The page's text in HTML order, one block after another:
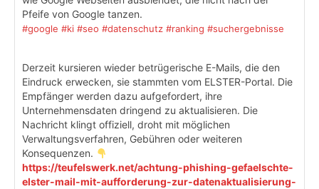
Pfeife von Google tanzen.
#google #ki #seo #datenschutz #ranking #suchergebnisse
Derzeit kursieren wieder betrügerische E-Mails, die den
Eindruck erwecken, sie stammten vom ELSTER-Portal. Die
Empfänger werden dazu aufgefordert, ihre
Unternehmensdaten dringend zu aktualisieren. Die
Nachricht klingt offiziell, droht mit möglichen
Verwaltungsverfahren, Gebühren oder weiteren
Konsequenzen.
https://teufelswerk.net/achtung-phishing-gefaelschte-
elster-mail-mit-aufforderung-zur-datenaktualisierung-